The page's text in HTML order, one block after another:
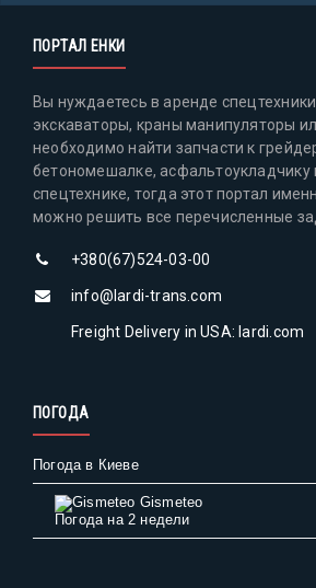
ПОРТАЛ ЕНКИ
Вы нуждаетесь в аренде
экскаваторы, краны манипуляторы
необходимо найти запчасти к
бетономешалке, асфальтоукладчику
спецтехнике, тогда этот портал
можно решить все перечисленные
+380(67)524-03-00
info@lardi-trans.com
Freight Delivery in USA: lardi.com
ПОГОДА
Погода в Киеве
Gismeteo
Погода на 2 недели